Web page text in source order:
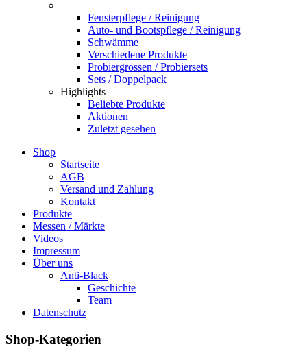
Fensterpflege / Reinigung
Auto- und Bootspflege / Reinigung
Schwämme
Verschiedene Produkte
Probiergrössen / Probiersets
Sets / Doppelpack
Highlights
Beliebte Produkte
Aktionen
Zuletzt gesehen
Shop
Startseite
AGB
Versand und Zahlung
Kontakt
Produkte
Messen / Märkte
Videos
Impressum
Über uns
Anti-Black
Geschichte
Team
Datenschutz
Shop-Kategorien